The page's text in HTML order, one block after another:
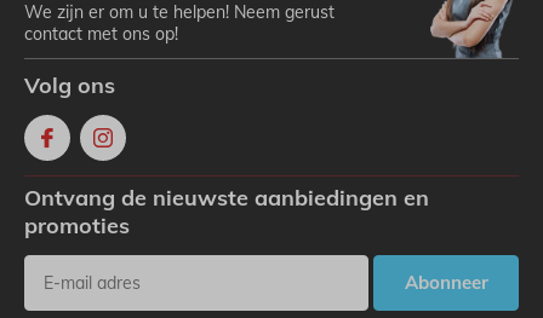
We zijn er om u te helpen! Neem gerust
contact met ons op!
Volg ons
Ontvang de nieuwste aanbiedingen en
promoties
Abonneer